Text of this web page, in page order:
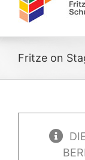
Fritze on